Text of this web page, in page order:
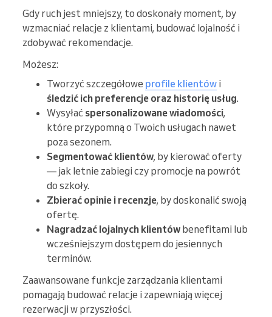
Gdy ruch jest mniejszy, to doskonały moment, by
wzmacniać relacje z klientami, budować lojalność i
zdobywać rekomendacje.
Możesz:
Tworzyć szczegółowe profile klientów i
śledzić ich preferencje oraz historię usług.
Wysyłać spersonalizowane wiadomości,
które przypomną o Twoich usługach nawet
poza sezonem.
Segmentować klientów, by kierować oferty
— jak letnie zabiegi czy promocje na powrót
do szkoły.
Zbierać opinie i recenzje, by doskonalić swoją
ofertę.
Nagradzać lojalnych klientów benefitami lub
wcześniejszym dostępem do jesiennych
terminów.
Zaawansowane funkcje zarządzania klientami
pomagają budować relacje i zapewniają więcej
rezerwacji w przyszłości.